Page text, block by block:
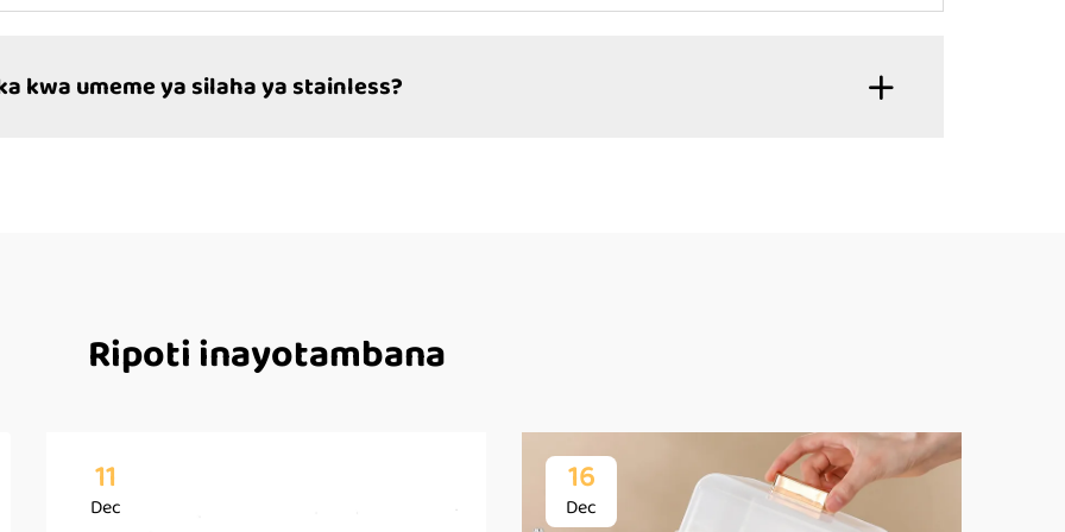
kwa umeme ya silaha ya stainless?
Ripoti inayotambana
11
Dec
16
Dec